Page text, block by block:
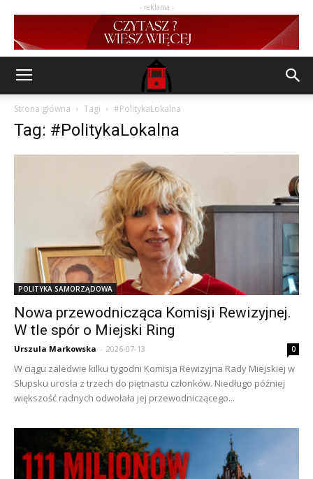
- reklama -
Strona główna Tagi #PolitykaLokalna
Tag: #PolitykaLokalna
POLITYKA SAMORZĄDOWA
Nowa przewodnicząca Komisji Rewizyjnej.
W tle spór o Miejski Ring
Urszula Markowska - 2026-07-13 0
W ciągu zaledwie kilku tygodni Komisja Rewizyjna Rady Miejskiej w
Słupsku urosła z trzech do piętnastu członków. Niedługo później
większość radnych odwołała jej przewodniczącego...